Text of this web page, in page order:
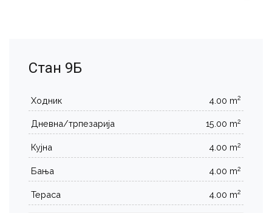
Стан 9Б
Ходник 4.00 m2
Дневна/трпезарија 15.00 m2
Кујна 4.00 m2
Бања 4.00 m2
Тераса 4.00 m2